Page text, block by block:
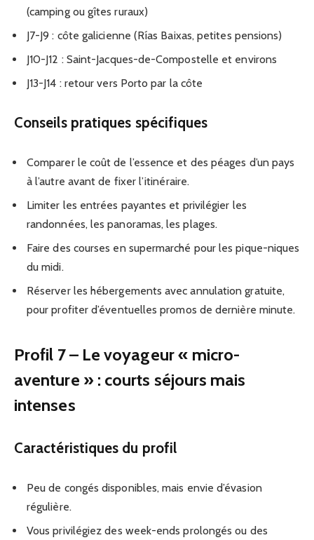
(camping ou gîtes ruraux)
J7-J9 : côte galicienne (Rías Baixas, petites pensions)
J10-J12 : Saint-Jacques-de-Compostelle et environs
J13-J14 : retour vers Porto par la côte
Conseils pratiques spécifiques
Comparer le coût de l’essence et des péages d’un pays
à l’autre avant de fixer l’itinéraire.
Limiter les entrées payantes et privilégier les
randonnées, les panoramas, les plages.
Faire des courses en supermarché pour les pique-niques
du midi.
Réserver les hébergements avec annulation gratuite,
pour profiter d’éventuelles promos de dernière minute.
Profil 7 – Le voyageur « micro-
aventure » : courts séjours mais
intenses
Caractéristiques du profil
Peu de congés disponibles, mais envie d’évasion
régulière.
Vous privilégiez des week-ends prolongés ou des